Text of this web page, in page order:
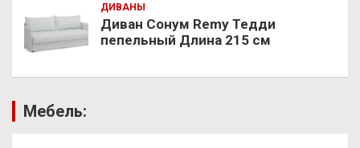
ДИВАНЫ
Диван Сонум Remy Тедди
пепельный Длина 215 см
Мебель: